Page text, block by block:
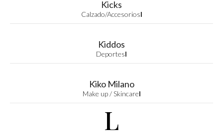
Kicks
Calzado/AccesoriosI
Kiddos
DeportesI
Kiko Milano
Make up / SkincareI
L